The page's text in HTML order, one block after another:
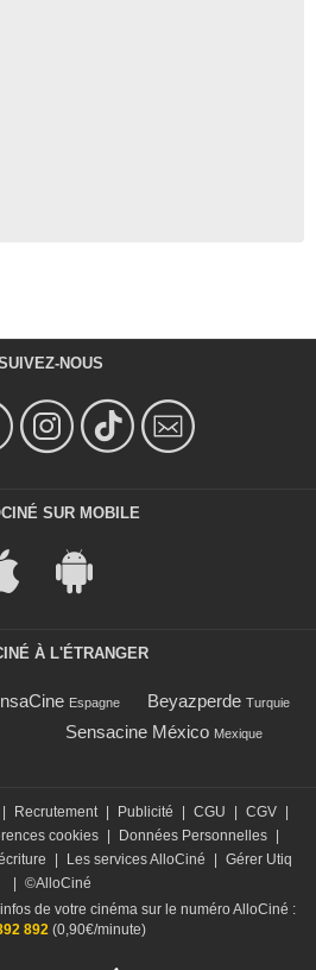
NOUS
SUR MOBILE
À L'ÉTRANGER
Espagne Beyazperde Turquie
Sensacine México Mexique
Recrutement Publicité CGU CGV
cookies Données Personnelles
Les services AlloCiné
Gérer Utiq
©AlloCiné
de votre cinéma sur le numéro AlloCiné :
892(0,90€/minute)